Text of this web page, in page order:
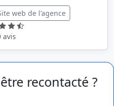
web de l'agence
avis
recontacté ?